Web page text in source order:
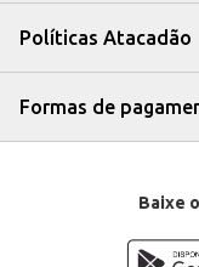
Políticas Atacadão
Formas de
Baixe